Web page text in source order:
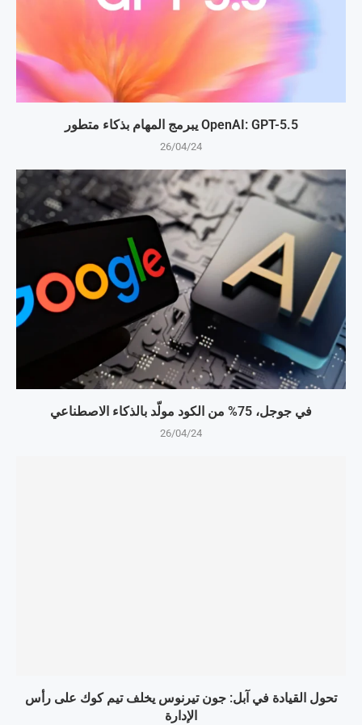
OpenAI: GPT-5.5 يبرمج المهام بذكاء متطور
26/04/24
في جوجل، 75% من الكود مولّد بالذكاء الاصطناعي
26/04/24
تحول القيادة في آبل: جون تيرنوس يخلف تيم كوك على رأس
الإدارة